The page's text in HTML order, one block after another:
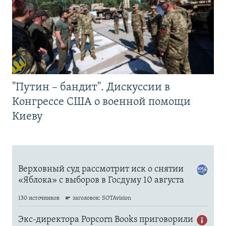
"Путин – бандит". Дискуссии в
Конгрессе США о военной помощи
Киеву